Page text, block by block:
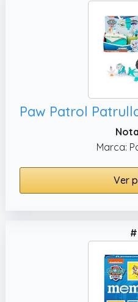
Marca:
Ver